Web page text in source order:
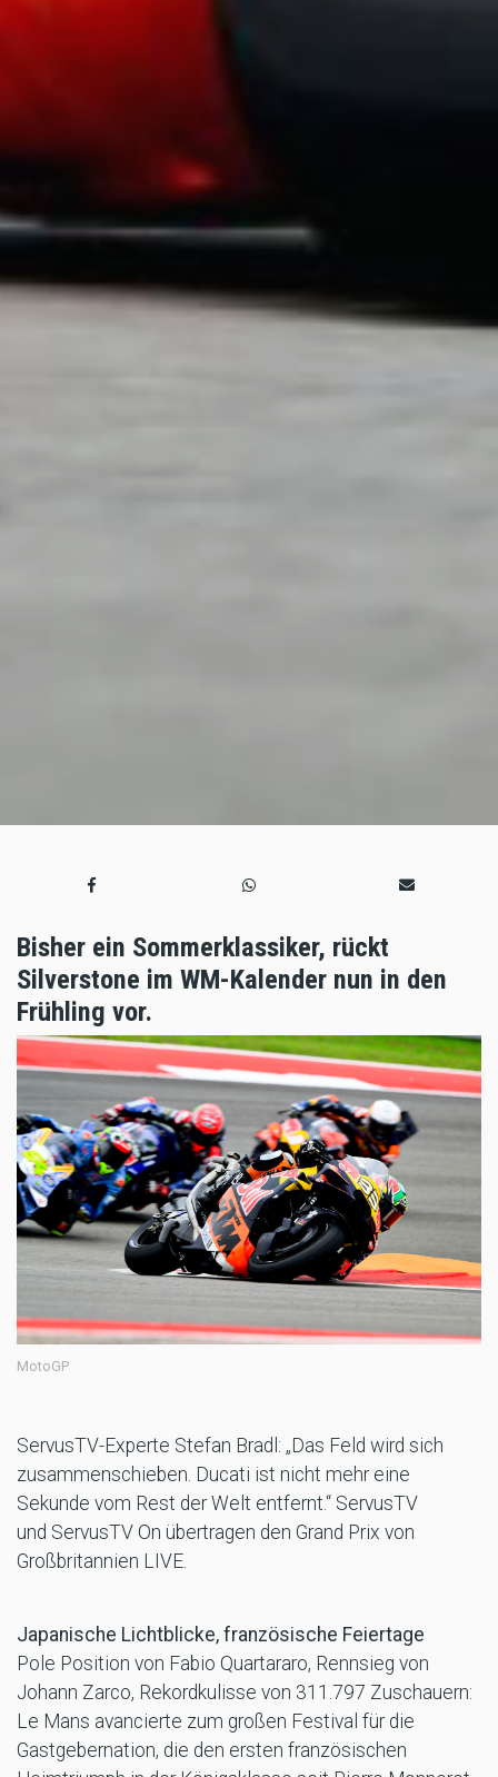
Bisher ein Sommerklassiker, rückt
Silverstone im WM-Kalender nun in den
Frühling vor.
MotoGP
ServusTV-Experte Stefan Bradl: „Das Feld wird sich
zusammenschieben. Ducati ist nicht mehr eine
Sekunde vom Rest der Welt entfernt.“ ServusTV
und ServusTV On übertragen den Grand Prix von
Großbritannien LIVE.
Japanische Lichtblicke, französische Feiertage
Pole Position von Fabio Quartararo, Rennsieg von
Johann Zarco, Rekordkulisse von 311.797 Zuschauern:
Le Mans avancierte zum großen Festival für die
Gastgebernation, die den ersten französischen